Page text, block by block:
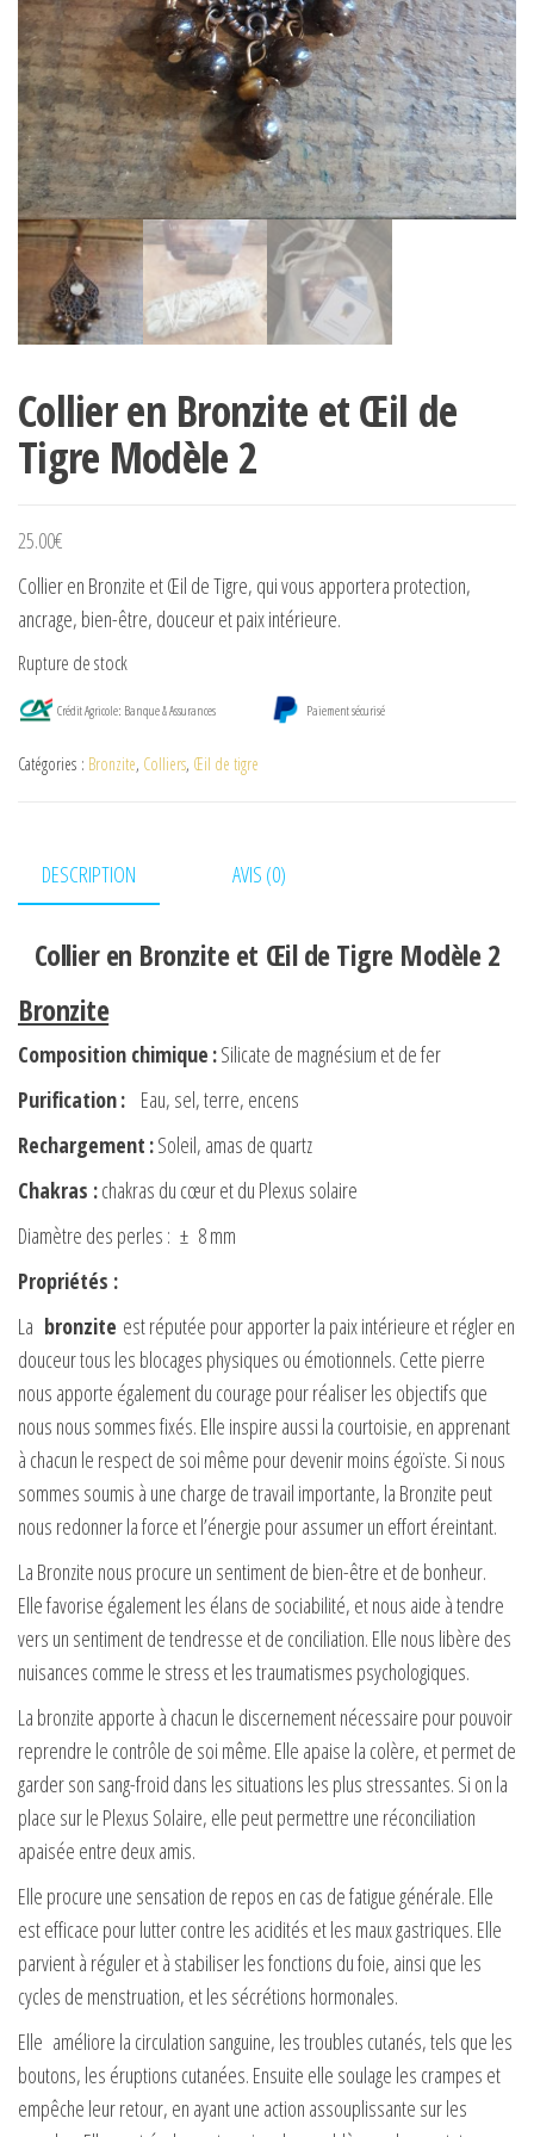
Collier en Bronzite et Œil de
Tigre Modèle 2
25.00€
Collier en Bronzite et Œil de Tigre, qui vous apportera protection,
ancrage, bien-être, douceur et paix intérieure.
Rupture de stock
Crédit Agricole: Banque & Assurances Paiement sécurisé
Catégories : Bronzite, Colliers, Œil de tigre
DESCRIPTION AVIS (0)
Collier en Bronzite et Œil de Tigre Modèle 2
Bronzite
Composition chimique :Silicate de magnésium et de fer
Purification: Eau, sel, terre, encens
Rechargement :Soleil, amas de quartz
Chakras :chakras du cœur et du Plexus solaire
Diamètre des perles : ± 8 mm
Propriétés :
La bronzite est réputée pour apporter la paix intérieure et régler en
douceur tous les blocages physiques ou émotionnels. Cette pierre
nous apporte également du courage pour réaliser les objectifs que
nous nous sommes fixés. Elle inspire aussi la courtoisie, en apprenant
à chacun le respect de soi même pour devenir moins égoïste. Si nous
sommes soumis à une charge de travail importante, la Bronzite peut
nous redonner la force et l’énergie pour assumer un effort éreintant.
La Bronzite nous procure un sentiment de bien-être et de bonheur.
Elle favorise également les élans de sociabilité, et nous aide à tendre
vers un sentiment de tendresse et de conciliation. Elle nous libère des
nuisances comme le stress et les traumatismes psychologiques.
La bronzite apporte à chacun le discernement nécessaire pour pouvoir
reprendre le contrôle de soi même. Elle apaise la colère, et permet de
garder son sang-froid dans les situations les plus stressantes. Si on la
place sur le Plexus Solaire, elle peut permettre une réconciliation
apaisée entre deux amis.
Elle procure une sensation de repos en cas de fatigue générale. Elle
est efficace pour lutter contre les acidités et les maux gastriques. Elle
parvient à réguler et à stabiliser les fonctions du foie, ainsi que les
cycles de menstruation, et les sécrétions hormonales.
Elle améliore la circulation sanguine, les troubles cutanés, tels que les
boutons, les éruptions cutanées. Ensuite elle soulage les crampes et
empêche leur retour, en ayant une action assouplissante sur les